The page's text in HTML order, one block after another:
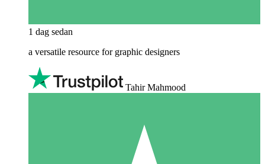
1 dag sedan
a versatile resource for graphic designers
Tahir Mahmood